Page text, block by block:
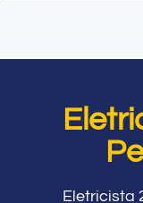
Eletricista